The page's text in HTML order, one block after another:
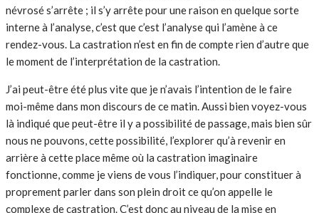
névrosé s’arrête ; il s’y arrête pour une raison en quelque sorte
interne à l’analyse, c’est que c’est l’analyse qui l’amène à ce
rendez-vous. La castration n’est en fin de compte rien d’autre que
le moment de l’interprétation de la castration.
J’ai peut-être été plus vite que je n’avais l’intention de le faire
moi-même dans mon discours de ce matin. Aussi bien voyez-vous
là indiqué que peut-être il y a possibilité de passage, mais bien sûr
nous ne pouvons, cette possibilité, l’explorer qu’à revenir en
arrière à cette place même où la castration imaginaire
fonctionne, comme je viens de vous l’indiquer, pour constituer à
proprement parler dans son plein droit ce qu’on appelle le
complexe de castration. C’est donc au niveau de la mise en